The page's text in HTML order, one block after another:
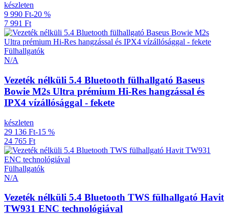
készleten
9 990 Ft-20 %
7 991 Ft
Fülhallgatók
N/A
Vezeték nélküli 5.4 Bluetooth fülhallgató Baseus
Bowie M2s Ultra prémium Hi-Res hangzással és
IPX4 vízállósággal - fekete
készleten
29 136 Ft-15 %
24 765 Ft
Fülhallgatók
N/A
Vezeték nélküli 5.4 Bluetooth TWS fülhallgató Havit
TW931 ENC technológiával